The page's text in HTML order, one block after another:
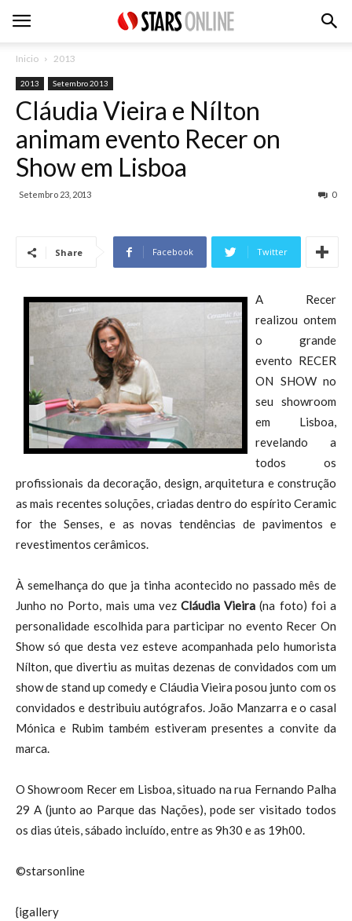
Inicio 2013
2013 Setembro 2013
Cláudia Vieira e Nílton
animam evento Recer on
Show em Lisboa
Setembro 23, 2013 0
Share Facebook Twitter
A Recer
realizou ontem
o grande
evento RECER
ON SHOW no
seu showroom
em Lisboa,
revelando a
todos os
profissionais da decoração, design, arquitetura e construção
as mais recentes soluções, criadas dentro do espírito Ceramic
for the Senses, e as novas tendências de pavimentos e
revestimentos cerâmicos.
À semelhança do que ja tinha acontecido no passado mês de
Junho no Porto, mais uma vezCláudia Vieira (na foto) foi a
personalidade escolhida para participar no evento Recer On
Show só que desta vez esteve acompanhada pelo humorista
Nílton, que divertiu as muitas dezenas de convidados com um
show de stand up comedy e Cláudia Vieira posou junto com os
convidados e destribuiu autógrafos. João Manzarra e o casal
Mónica e Rubim também estiveram presentes a convite da
marca.
O Showroom Recer em Lisboa, situado na rua Fernando Palha
29 A (junto ao Parque das Nações), pode ser visitado todos
os dias úteis, sábado incluído, entre as 9h30 e as 19h00.
©starsonline
{igallery